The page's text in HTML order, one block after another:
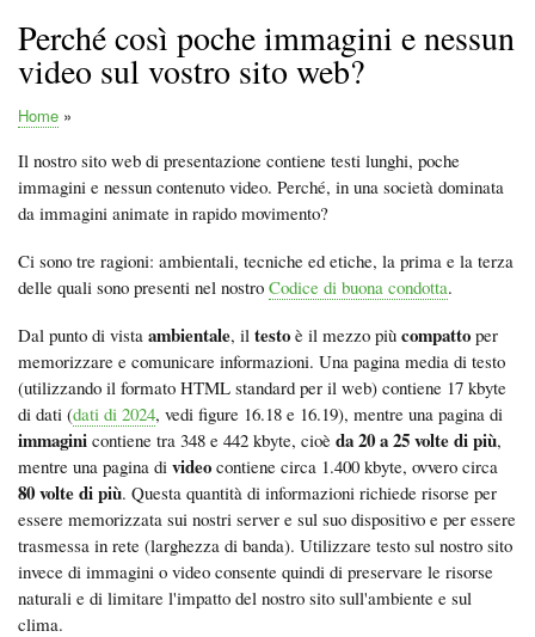
Perché così poche immagini e nessun
video sul vostro sito web?
di
pane
Home
Il nostro sito web di presentazione contiene testi lunghi, poche
immagini e nessun contenuto video. Perché, in una società dominata
da immagini animate in rapido movimento?
Ci sono tre ragioni: ambientali, tecniche ed etiche, la prima e la terza
delle quali sono presenti nel nostro Codice di buona condotta.
Dal punto di vista ambientale, il testo è il mezzo più compatto per
memorizzare e comunicare informazioni. Una pagina media di testo
(utilizzando il formato HTML standard per il web) contiene 17 kbyte
di dati (dati di 2024, vedi figure 16.18 e 16.19), mentre una pagina di
immagini contiene tra 348 e 442 kbyte, cioè da 20 a 25 volte di più,
mentre una pagina di video contiene circa 1.400 kbyte, ovvero circa
80 volte di più. Questa quantità di informazioni richiede risorse per
essere memorizzata sui nostri server e sul suo dispositivo e per essere
trasmessa in rete (larghezza di banda). Utilizzare testo sul nostro sito
invece di immagini o video consente quindi di preservare le risorse
naturali e di limitare l'impatto del nostro sito sull'ambiente e sul
clima.